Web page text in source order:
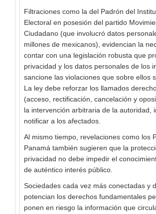
Filtraciones como la del Padrón del
Electoral en posesión del partido
Ciudadano (que involucró datos
millones de mexicanos), evidencian la
contar con una legislación robusta que
privacidad y los datos personales de los
sancione las violaciones que sobre ellos
La ley debe reforzar los llamados
(acceso, rectificación, cancelación y
la intervención arbitraria de la autoridad,
notificar a los afectados.
Al mismo tiempo, revelaciones como los
Panamá también sugieren que la
privacidad no debe impedir el
de auténtico interés público.
Sociedades cada vez más conectadas y
potencian los derechos fundamentales
ponen en riesgo la información que